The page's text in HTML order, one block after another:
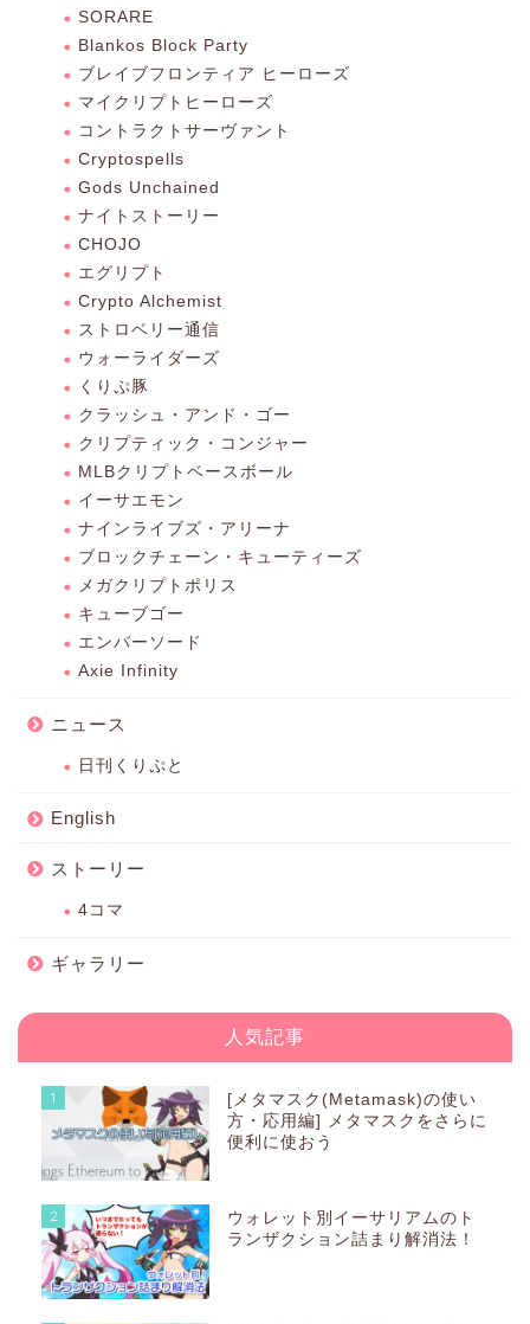
SORARE
Blankos Block Party
ブレイブフロンティア ヒーローズ
マイクリプトヒーローズ
コントラクトサーヴァント
Cryptospells
Gods Unchained
ナイトストーリー
CHOJO
エグリプト
Crypto Alchemist
ストロベリー通信
ウォーライダーズ
くりぷ豚
クラッシュ・アンド・ゴー
クリプティック・コンジャー
MLBクリプトベースボール
イーサエモン
ナインライブズ・アリーナ
ブロックチェーン・キューティーズ
メガクリプトポリス
キューブゴー
エンバーソード
Axie Infinity
ニュース
日刊くりぷと
English
ストーリー
4コマ
ギャラリー
人気記事
1
[メタマスク(Metamask)の使い
方・応用編] メタマスクをさらに
便利に使おう
2
ウォレット別イーサリアムのト
ランザクション詰まり解消法！